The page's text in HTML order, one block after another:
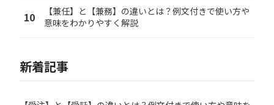
10
【兼任】と【兼務】の違いとは？例文付きで使い方や
意味をわかりやすく解説
新着記事